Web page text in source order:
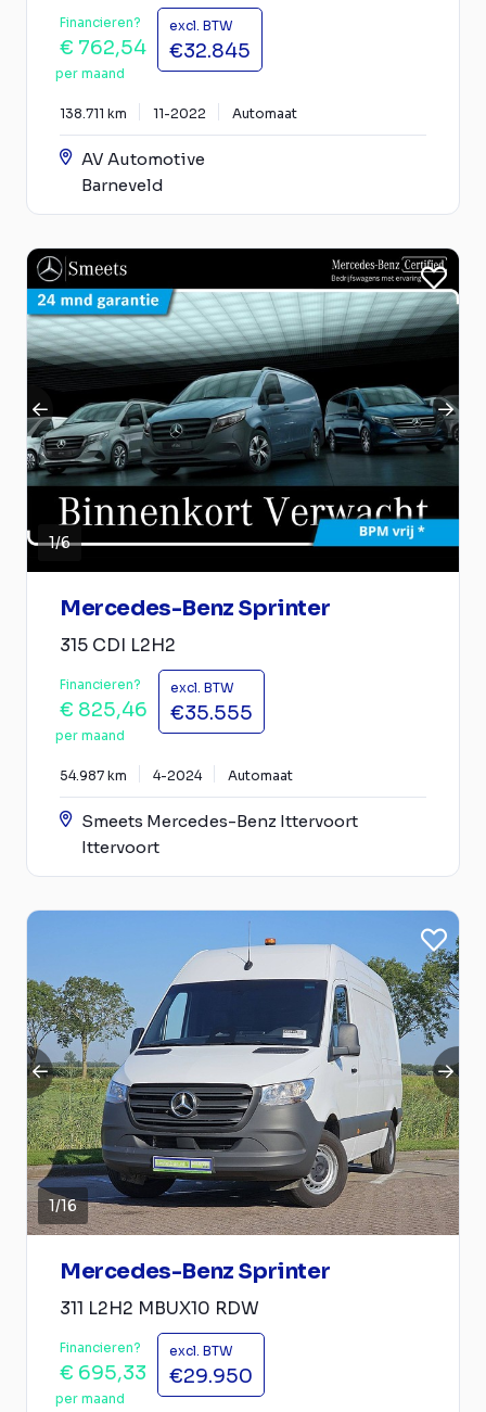
Financieren?
€ 762,54
per maand
excl. BTW
€32.845
138.711 km 11-2022 Automaat
AV Automotive
Barneveld
1/6
Mercedes-Benz Sprinter
315 CDI L2H2
Financieren?
€ 825,46
per maand
excl. BTW
€35.555
54.987 km 4-2024 Automaat
Smeets Mercedes-Benz Ittervoort
Ittervoort
1/16
Mercedes-Benz Sprinter
311 L2H2 MBUX10 RDW
Financieren?
€ 695,33
per maand
excl. BTW
€29.950